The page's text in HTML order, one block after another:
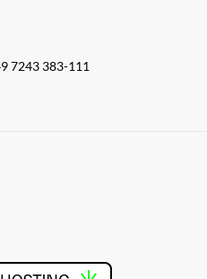
7243 383-111